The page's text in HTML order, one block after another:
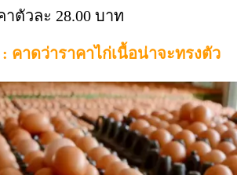
ตัวละ 28.00 บาท
คาดว่าราคาไก่เนื้อน่าจะทรงตัว